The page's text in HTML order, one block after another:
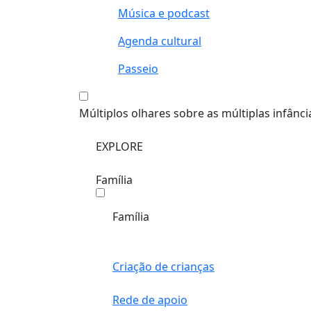
Música e podcast
Agenda cultural
Passeio
Múltiplos olhares sobre as múltiplas
EXPLORE
Família
Família
Criação de crianças
Rede de apoio